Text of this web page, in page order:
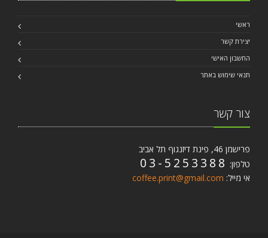
ראשי
יצירת קשר
החשבון האישי
תנאי שימוש באתר
צור קשר
פרישמן 46, פינת דיזנגוף תל אביב
טלפון: 03-5253388
אי מייל: coffee.print@gmail.com